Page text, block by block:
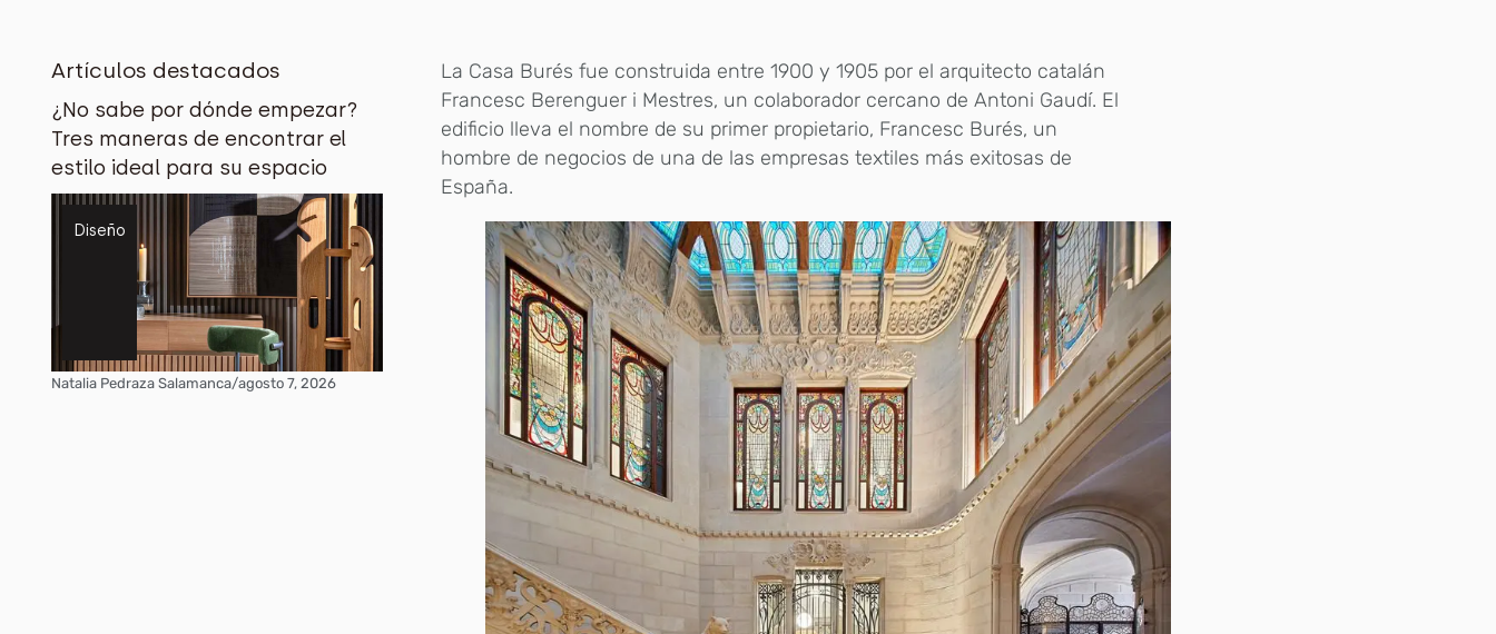
Artículos destacados
¿No sabe por dónde empezar?
Tres maneras de encontrar el
estilo ideal para su espacio
Diseño
Natalia Pedraza Salamanca/agosto 7, 2026
La Casa Burés fue construida entre 1900 y 1905 por el arquitecto catalán
Francesc Berenguer i Mestres, un colaborador cercano de Antoni Gaudí. El
edificio lleva el nombre de su primer propietario, Francesc Burés, un
hombre de negocios de una de las empresas textiles más exitosas de
España.